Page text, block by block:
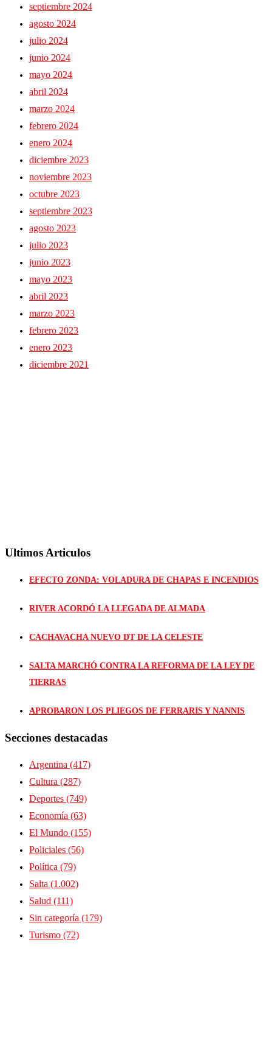
septiembre 2024
agosto 2024
julio 2024
junio 2024
mayo 2024
abril 2024
marzo 2024
febrero 2024
enero 2024
diciembre 2023
noviembre 2023
octubre 2023
septiembre 2023
agosto 2023
julio 2023
junio 2023
mayo 2023
abril 2023
marzo 2023
febrero 2023
enero 2023
diciembre 2021
Ultimos Articulos
EFECTO ZONDA: VOLADURA DE CHAPAS E INCENDIOS
RIVER ACORDÓ LA LLEGADA DE ALMADA
CACHAVACHA NUEVO DT DE LA CELESTE
SALTA MARCHÓ CONTRA LA REFORMA DE LA LEY DE
TIERRAS
APROBARON LOS PLIEGOS DE FERRARIS Y NANNIS
Secciones destacadas
Argentina (417)
Cultura (287)
Deportes (749)
Economía (63)
El Mundo (155)
Policiales (56)
Política (79)
Salta (1.002)
Salud (111)
Sin categoría (179)
Turismo (72)